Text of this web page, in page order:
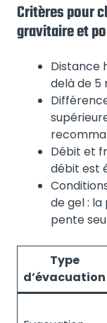
Critères pour
gravitaire et
Distance
delà de 5
Débit et
débit est
de gel :
pente
Type
d’évacuation